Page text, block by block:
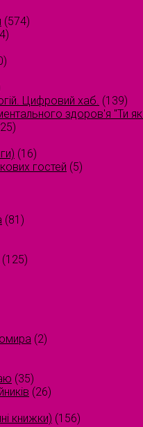
(574)
Цифровий хаб. (139)
здоров'я "Ти
(16)
гостей (5)
(81)
(125)
(2)
(35)
(26)
книжки) (156)